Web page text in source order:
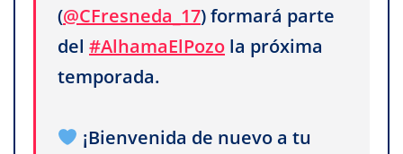
(@CFresneda_17) formará parte
del #AlhamaElPozo la próxima
temporada.
¡Bienvenida de nuevo a tu